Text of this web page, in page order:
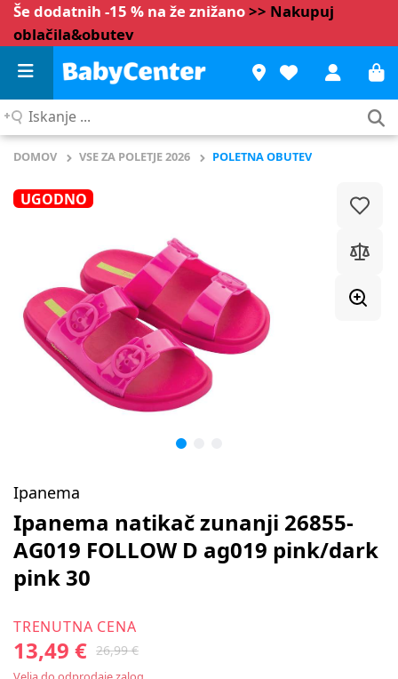
Še dodatnih -15 % na že znižano>> Nakupuj
oblačila&obutev
Iskanje
DOMOV VSE ZA POLETJE 2026 POLETNA OBUTEV
UGODNO
Ipanema
Ipanema natikač zunanji 26855-
AG019 FOLLOW D ag019 pink/dark
pink 30
TRENUTNA CENA
13,49 € 26,99 €